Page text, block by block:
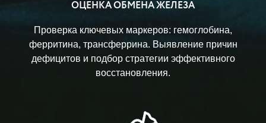
ОЦЕНКА ОБМЕНА ЖЕЛЕЗА
Проверка ключевых маркеров: гемоглобина,
ферритина, трансферрина. Выявление причин
дефицитов и подбор стратегии эффективного
восстановления.